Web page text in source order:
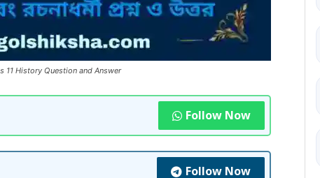
Class 11 History Question and Answer
Follow Now
Follow Now